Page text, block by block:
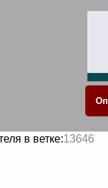
в ветке:13646